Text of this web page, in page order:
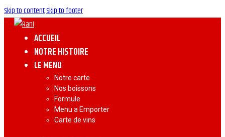
Skip to contentSkip to footer
ACCUEIL
NOTRE HISTOIRE
LE MENU
Notre carte
Nos boissons
Formule
Menu a Emporter
Carte de vins